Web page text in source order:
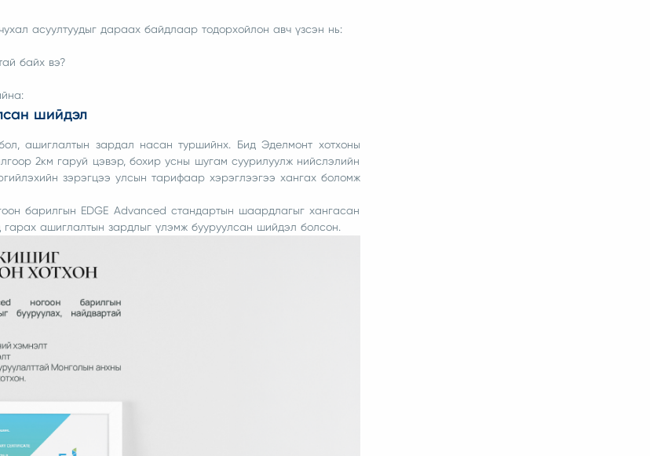
асуултуудыг дараах байдлаар тодорхойлон авч үзсэн нь:
байх вэ?
шийдэл
ашиглалтын зардал насан туршийнх. Бид Эделмонт хотхоны
2км гаруй цэвэр, бохир усны шугам суурилуулж нийслэлийн
зэрэгцээ улсын тарифаар хэрэглээгээ хангах боломж
барилгын EDGE Advanced стандартын шаардлагыг хангасан
ашиглалтын зардлыг үлэмж бууруулсан шийдэл болсон.